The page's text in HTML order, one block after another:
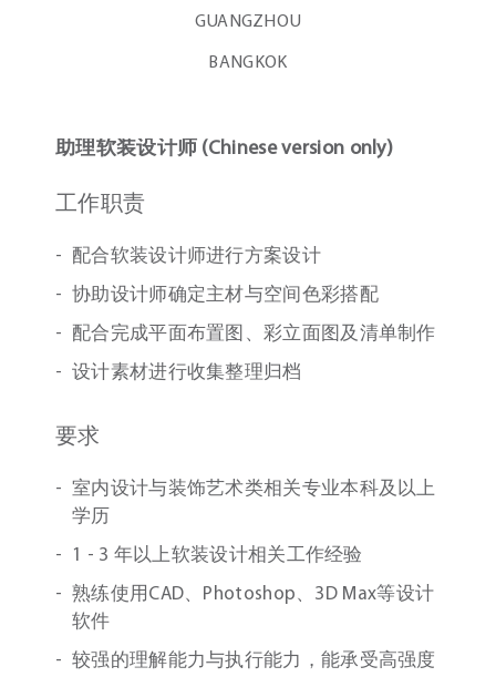
GUANGZHOU
BANGKOK
助理软装设计师 (Chinese version only)
工作职责
配合软装设计师进行方案设计
协助设计师确定主材与空间色彩搭配
配合完成平面布置图、彩立面图及清单制作
设计素材进行收集整理归档
要求
室内设计与装饰艺术类相关专业本科及以上
学历
1 - 3 年以上软装设计相关工作经验
熟练使用CAD、Photoshop、3D Max等设计
软件
较强的理解能力与执行能力，能承受高强度